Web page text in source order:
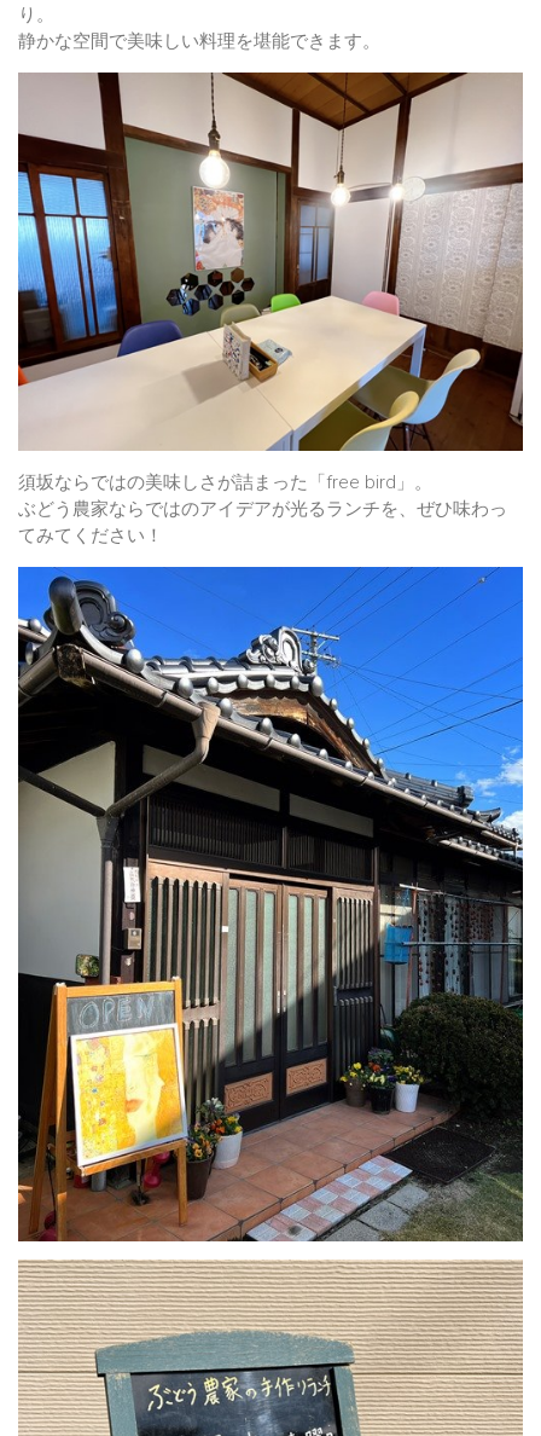
り。
静かな空間で美味しい料理を堪能できます。
須坂ならではの美味しさが詰まった「free bird」。
ぶどう農家ならではのアイデアが光るランチを、ぜひ味わっ
てみてください！